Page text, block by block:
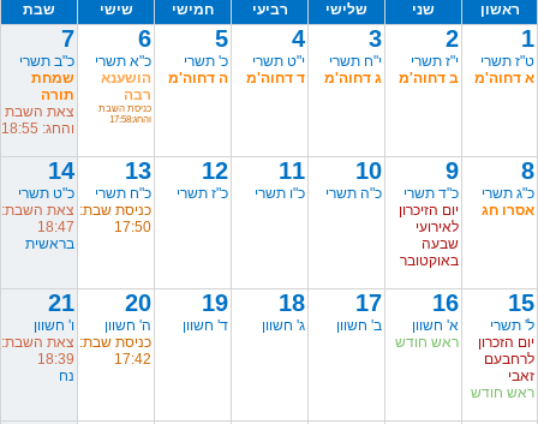
ראשון שני שלישי רביעי חמישי שישי שבת
1
ט"ז תשרי
א דחוה'מ
2
י"ז תשרי
ב דחוה'מ
3
י"ח תשרי
ג דחוה'מ
4
י"ט תשרי
ד דחוה'מ
5
כ' תשרי
ה דחוה'מ
6
כ"א תשרי
הושענא
רבה
כניסת השבת
והחג:17:58
7
כ"ב תשרי
שמחת
תורה
צאת השבת
והחג: 18:55
8
כ"ג תשרי
אסרו חג
9
כ"ד תשרי
יום הזיכרון
לאירועי
שבעה
באוקטובר
10
כ"ה תשרי
11
כ"ו תשרי
12
כ"ז תשרי
13
כ"ח תשרי
כניסת שבת:
17:50
14
כ"ט תשרי
צאת השבת:
18:47
בראשית
15
ל' תשרי
יום הזכרון
לרחבעם
זאבי
ראש חודש
16
א' חשוון
ראש חודש
17
ב' חשוון
18
ג' חשוון
19
ד' חשוון
20
ה' חשוון
כניסת שבת:
17:42
21
ו' חשוון
צאת השבת:
18:39
נח